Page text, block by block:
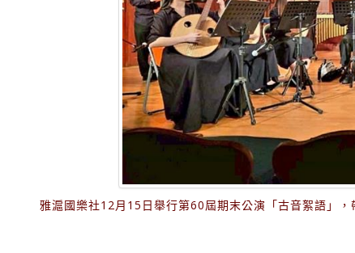
雅滬國樂社12月15日舉行第60屆期末公演「古音絮語」